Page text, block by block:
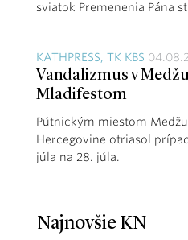
sviatok Premenenia Pána
KATHPRESS, TK KBS
Vandalizmus v
Mladifestom
Pútnickým miestom
Hercegovine otriasol
júla na 28. júla.
Najnovšie KN